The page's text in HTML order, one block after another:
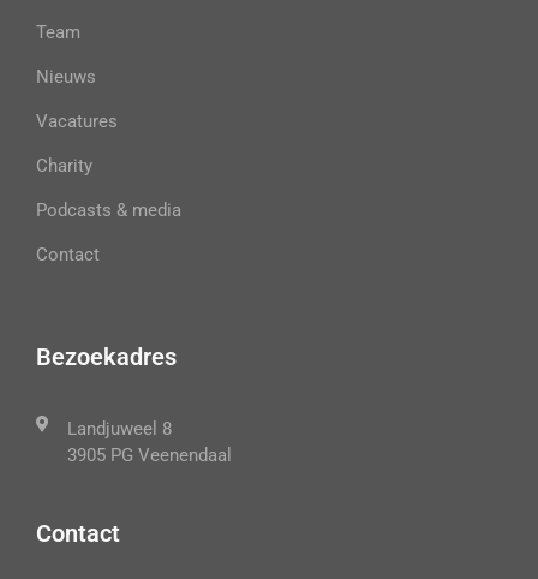
Team
Nieuws
Vacatures
Charity
Podcasts & media
Contact
Bezoekadres
Landjuweel 8
3905 PG Veenendaal
Contact